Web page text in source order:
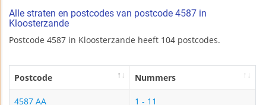
Alle straten en postcodes van postcode 4587 in
Kloosterzande
Postcode 4587 in Kloosterzande heeft 104 postcodes.
Postcode Nummers
4587 AA 1 - 11